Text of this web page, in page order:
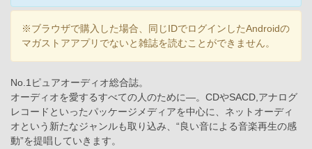
※ブラウザで購入した場合、同じIDでログインしたAndroidの
マガストアアプリでないと雑誌を読むことができません。
No.1ピュアオーディオ総合誌。
オーディオを愛するすべての人のために―。CDやSACD,アナログ
レコードといったパッケージメディアを中心に、ネットオーディ
オという新たなジャンルも取り込み、“良い音による音楽再生の感
動”を提唱していきます。